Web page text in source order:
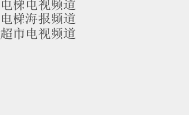
电梯电视频道
电梯海报频道
超市电视频道